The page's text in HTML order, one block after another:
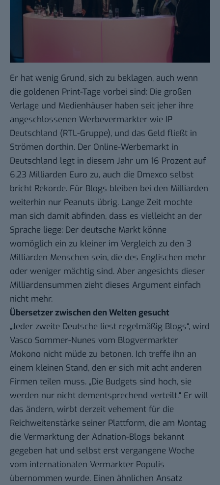
Er hat wenig Grund, sich zu beklagen, auch wenn
die goldenen Print-Tage vorbei sind: Die großen
Verlage und Medienhäuser haben seit jeher ihre
angeschlossenen Werbevermarkter wie IP
Deutschland (RTL-Gruppe), und das Geld fließt in
Strömen dorthin. Der Online-Werbemarkt in
Deutschland legt in diesem Jahr um 16 Prozent auf
6,23 Milliarden Euro zu, auch die Dmexco selbst
bricht Rekorde. Für Blogs bleiben bei den Milliarden
weiterhin nur Peanuts übrig. Lange Zeit mochte
man sich damit abfinden, dass es vielleicht an der
Sprache liege: Der deutsche Markt könne
womöglich ein zu kleiner im Vergleich zu den 3
Milliarden Menschen sein, die des Englischen mehr
oder weniger mächtig sind. Aber angesichts dieser
Milliardensummen zieht dieses Argument einfach
nicht mehr.
Übersetzer zwischen den Welten gesucht
„Jeder zweite Deutsche liest regelmäßig Blogs“, wird
Vasco Sommer-Nunes vom Blogvermarkter
Mokono nicht müde zu betonen. Ich treffe ihn an
einem kleinen Stand, den er sich mit acht anderen
Firmen teilen muss. „Die Budgets sind hoch, sie
werden nur nicht dementsprechend verteilt.“ Er will
das ändern, wirbt derzeit vehement für die
Reichweitenstärke seiner Plattform, die am Montag
die Vermarktung der Adnation-Blogs bekannt
gegeben hat und selbst erst vergangene Woche
vom internationalen Vermarkter Populis
übernommen wurde. Einen ähnlichen Ansatz